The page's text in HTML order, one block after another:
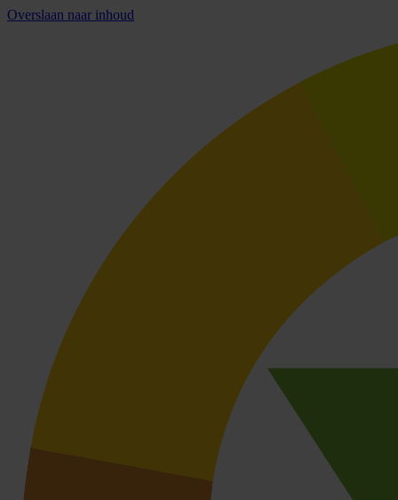
Overslaan naar inhoud